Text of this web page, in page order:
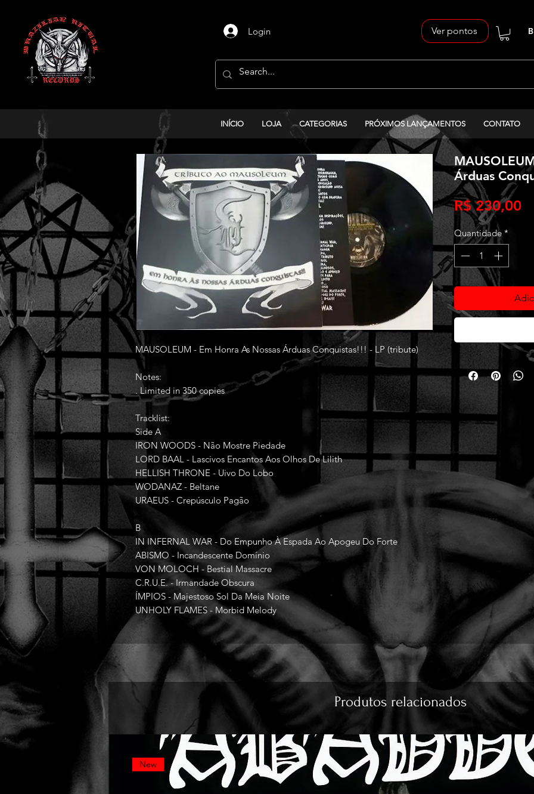
Login Ver pontos
INÍCIO LOJA CATEGORIAS PRÓXIMOS LANÇAMENTOS CONTATO
MAUSOLEUM - Em Honra As Nossas Árduas Conquistas!!! - LP (tribute)
Notes:
. Limited in 350 copies
Tracklist:
Side A
IRON WOODS - Não Mostre Piedade
LORD BAAL - Lascivos Encantos Aos Olhos De Lilith
HELLISH THRONE - Uivo Do Lobo
WODANAZ - Beltane
URAEUS - Crepúsculo Pagão
B
IN INFERNAL WAR - Do Empunho À Espada Ao Apogeu Do Forte
ABISMO - Incandescente Domínio
VON MOLOCH - Bestial Massacre
C.R.U.E. - Irmandade Obscura
ÍMPIOS - Majestoso Sol Da Meia Noite
UNHOLY FLAMES - Morbid Melody
Árduas
R$ 230,00
Quantidade *
Produtos relacionados
New